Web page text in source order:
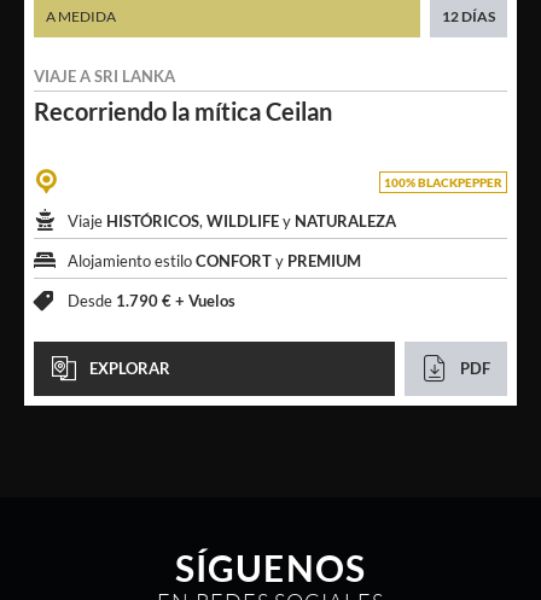
Recorriendo la mítica Ceilan
VIAJE ASRI LANKA
A MEDIDA 12 DÍAS
100% BLACKPEPPER
Viaje HISTÓRICOS, WILDLIFEy NATURALEZA
Alojamiento estiloCONFORTy PREMIUM
Desde 1.790 € + Vuelos
EXPLORAR PDF
SÍGUENOS